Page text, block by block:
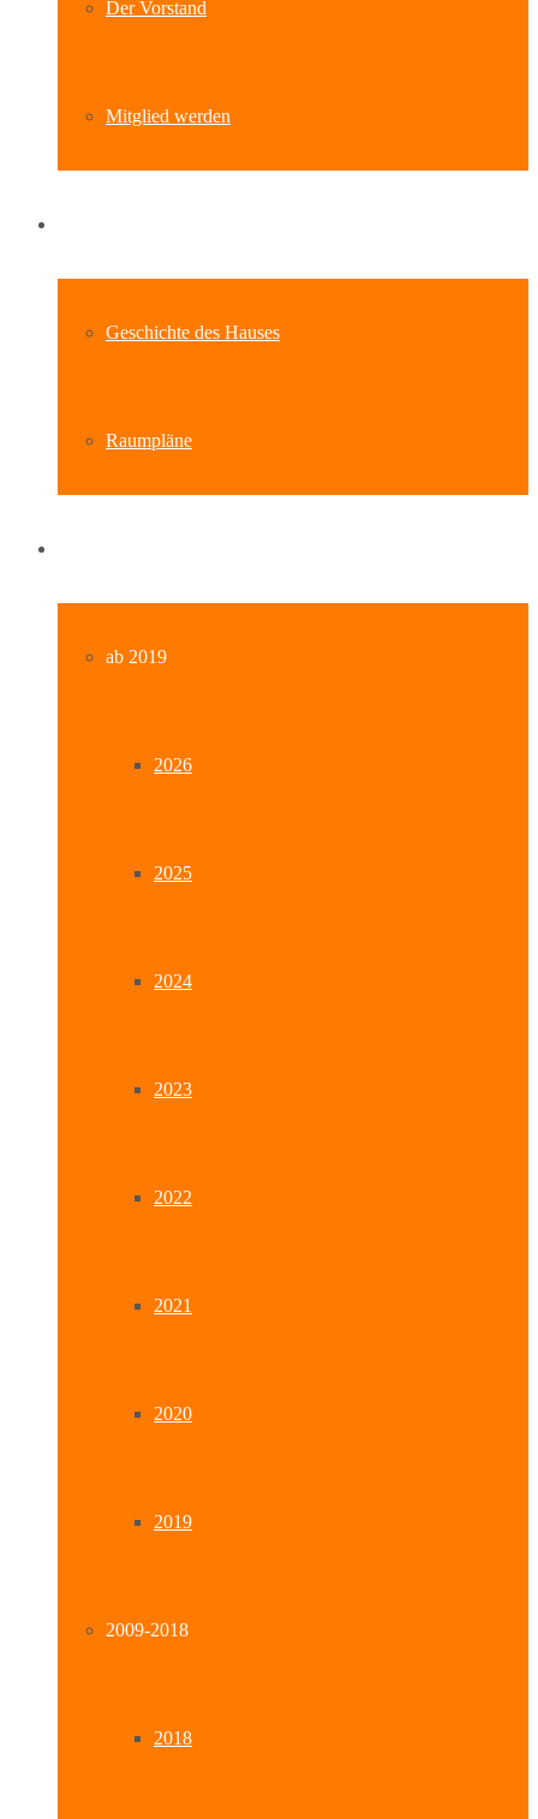
Der Vorstand
Mitglied werden
Geschichte des Hauses
Raumpläne
ab 2019
2026
2025
2024
2023
2022
2021
2020
2019
2009-2018
2018